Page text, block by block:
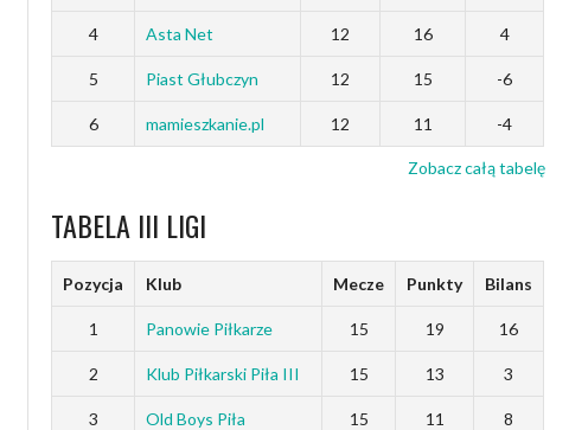
4 Asta Net 12 16 4
5 Piast Głubczyn 12 15 -6
6 mamieszkanie.pl 12 11 -4
Zobacz całą tabelę
TABELA III LIGI
Pozycja Klub Mecze Punkty Bilans
1 Panowie Piłkarze 15 19 16
2 Klub Piłkarski Piła III 15 13 3
3 Old Boys Piła 15 11 8